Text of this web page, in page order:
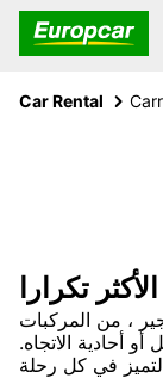
Car Rental
تكرارا
، من المركبات
أحادية الاتجاه.